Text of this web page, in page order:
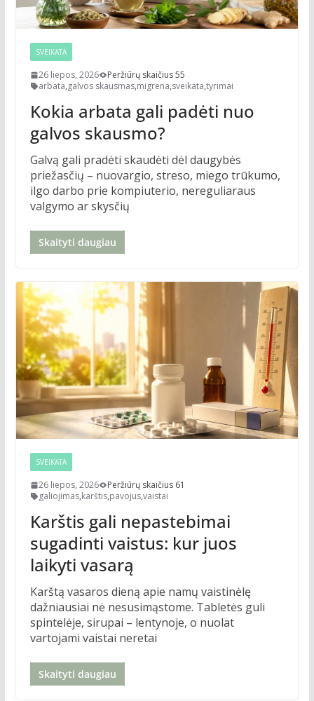
SVEIKATA
26 liepos, 2026
Peržiūrų skaičius 55
arbata,galvos skausmas,migrena,sveikata,tyrimai
Kokia arbata gali padėti nuo
galvos skausmo?
Galvą gali pradėti skaudėti dėl daugybės
priežasčių – nuovargio, streso, miego trūkumo,
ilgo darbo prie kompiuterio, nereguliaraus
valgymo ar skysčių
Skaityti daugiau
SVEIKATA
26 liepos, 2026
Peržiūrų skaičius 61
galiojimas,karštis,pavojus,vaistai
Karštis gali nepastebimai
sugadinti vaistus: kur juos
laikyti vasarą
Karštą vasaros dieną apie namų vaistinėlę
dažniausiai nė nesusimąstome. Tabletės guli
spintelėje, sirupai – lentynoje, o nuolat
vartojami vaistai neretai
Skaityti daugiau